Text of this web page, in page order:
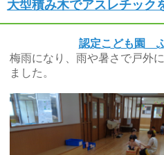
大型積み木でアスレチック
認定こども園
梅雨になり、雨や暑さで戸外
ました。